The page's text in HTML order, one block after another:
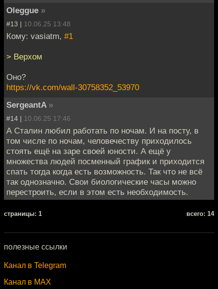
Oleggue »
#13 | 10.06.25 13:48
Кому: vasiatm, #1
> Верхом
Оно?
https://vk.com/wall-30758352_53970
SergeantA »
#14 | 10.06.25 17:46
А Сталин любил работать по ночам. И на посту, в
том числе по ночам, человечеству приходилось
стоять ещё на заре своей юности. А ещё у
множества людей посменный график и приходится
спать тогда когда есть возможность. Так что не всё
так однозначно. Свои биологические часы можно
перестроить, если в этом есть необходимость.
cтраницы: 1 всего: 14
полезные ссылки
Канал в Telegram
Канал в MAX